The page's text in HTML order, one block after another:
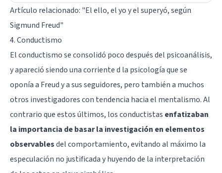
Artículo relacionado: "El ello, el yo y el superyó, según
Sigmund Freud"
4. Conductismo
El conductismo se consolidó poco después del psicoanálisis,
y apareció siendo una corriente d la psicología que se
oponía a Freud y a sus seguidores, pero también a muchos
otros investigadores con tendencia hacia el mentalismo. Al
contrario que estos últimos, los conductistas enfatizaban
la importancia de basar la investigación en elementos
observablesdel comportamiento, evitando al máximo la
especulación no justificada y huyendo de la interpretación